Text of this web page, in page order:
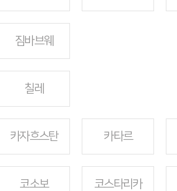
짐바브웨
칠레
카자흐스탄 카타르
코소보 코스타리카